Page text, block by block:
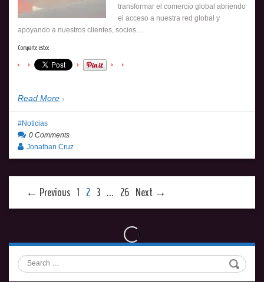
transformar el comercio global abriendo
el acceso a nuestra red global y
apoyando a nuestros clientes, socios…
Comparte esto:
Read More
Noticias
0 Comments
Jonathan Cruz
← Previous 1 2 3 … 26 Next →
Search